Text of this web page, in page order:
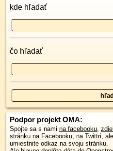
kde hľadať
čo hľadať
Podpor projekt OMA:
Spojte sa s nami na facebooku,
stránku na Facebooku, na Twittri,
umiestnite odkaz na svoju stránku.